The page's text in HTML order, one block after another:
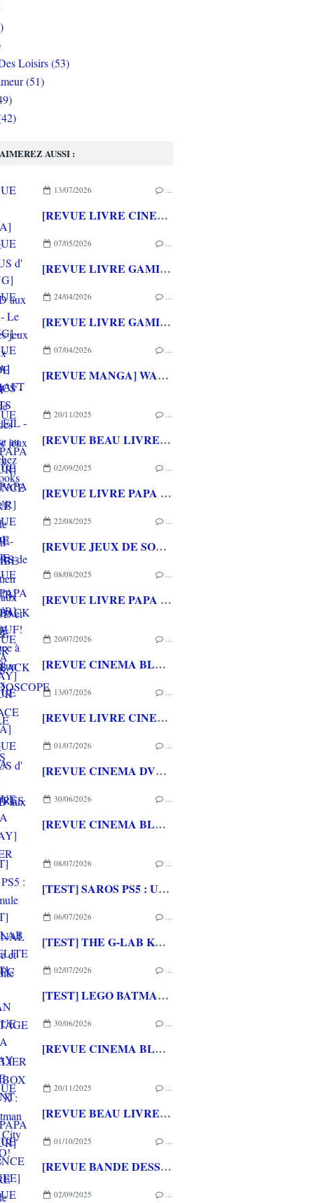
AUSSI :
13/07/2026 …
[REVUE LIVRE CINEMA] FAST & FURIOUS d' Arnaud BRIAND aux éditions CASA
07/05/2026 …
[REVUE LIVRE GAMING] PRESS START - Le Japon des jeux vidéo aux éditions NUINUI
24/04/2026 …
[REVUE LIVRE GAMING] - RETRO - ARCADE CLASSICS - La grande histoire des bornes de jeux vidéo aux éditions CASA
07/04/2026 …
[REVUE MANGA] WARCRAFT LE PUITS DE SOLEIL - La chasse au dragon chez Mana Books
20/11/2025 …
[REVUE BEAU LIVRE PAPA GAMEUR] L'ENFANCE DU PERE NOEL de Benjamin LACOMBE et Sébastien PEREZ aux éditions L'ECOLE DES LOISIRS
02/09/2025 …
[REVUE LIVRE PAPA GAMEUR] LE CROQUE-EN-MURS de Mickaël BRUN-ARNAUD et Jérémy PALLIER chez KALEIDOSCOPE
22/08/2025 …
[REVUE JEUX DE SOCIETE PAPA GAMEUR] FLASHBACK ZOMBIE KIDZ et FLASHBACK LUCY
08/08/2025 …
[REVUE LIVRE PAPA GAMEUR] LES WOUF! - Une puce à l'oreille d'un chien aux éditions L'ECOLE DES LOISIRS
20/07/2026 …
[REVUE CINEMA BLU-RAY] LA TOUR DE GLACE
13/07/2026 …
[REVUE LIVRE CINEMA] FAST & FURIOUS d' Arnaud BRIAND aux éditions CASA
01/07/2026 …
[REVUE CINEMA DVD] COUTURES
30/06/2026 …
[REVUE CINEMA BLU-RAY] SHELTER
08/07/2026 …
[TEST] SAROS PS5 : Une formule de RETURNAL améliorée et interessante
06/07/2026 …
[TEST] THE G-LAB KEYZ ELITE 400 HE PC
02/07/2026 …
[TEST] LEGO BATMAN L'HERITAGE DU CHEVALIER NOIR XBOX SERIES X : C'est Batman Arkham City en LEGO!
30/06/2026 …
[REVUE CINEMA BLU-RAY 4K] THE DESCENT
20/11/2025 …
[REVUE BEAU LIVRE PAPA GAMEUR] L'ENFANCE DU PERE NOEL de Benjamin LACOMBE et Sébastien PEREZ aux éditions L'ECOLE DES LOISIRS
01/10/2025 …
[REVUE BANDE DESSINEE] ET SOUDAIN LE FUTUR de Mathieu BURNIAT & Dominique MERMOUX aux éditions RUE DE SEVRES
02/09/2025 …
Loisirs (53)
(51)